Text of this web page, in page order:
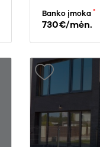
Banko įmoka *
730€/mėn.